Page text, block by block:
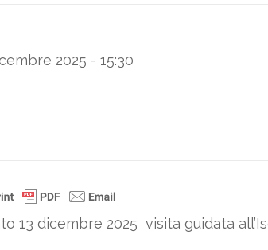
2025 - 15:30
13 dicembre 2025 visita guidata